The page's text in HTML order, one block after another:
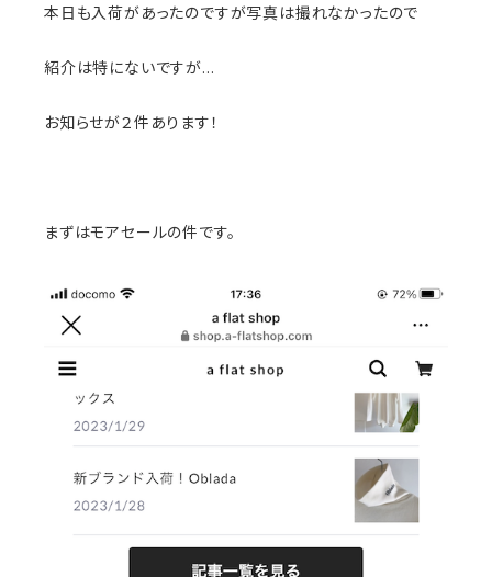
本日も入荷があったのですが写真は撮れなかったので
紹介は特にないですが…
お知らせが２件あります！
まずはモアセールの件です。